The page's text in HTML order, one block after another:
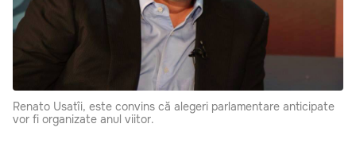
Renato Usatîi, este convins că alegeri parlamentare anticipate
vor fi organizate anul viitor.